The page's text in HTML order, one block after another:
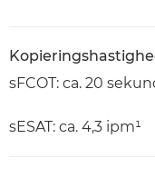
sFCOT: ca. 20
sESAT: ca. 4,3 ipm¹